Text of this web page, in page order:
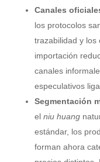
Canales
los protocolos
trazabilidad y los
importación
canales
especulativos
Segmentación
el niu huang
estándar, los
forman ahora